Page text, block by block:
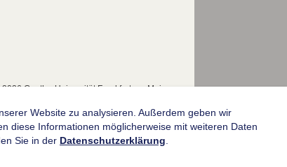
Goethe-Universität Frankfurt am Main
Website zu analysieren. Außerdem geben wir
diese Informationen möglicherweise mit weiteren Daten
Sie in der Datenschutzerklärung